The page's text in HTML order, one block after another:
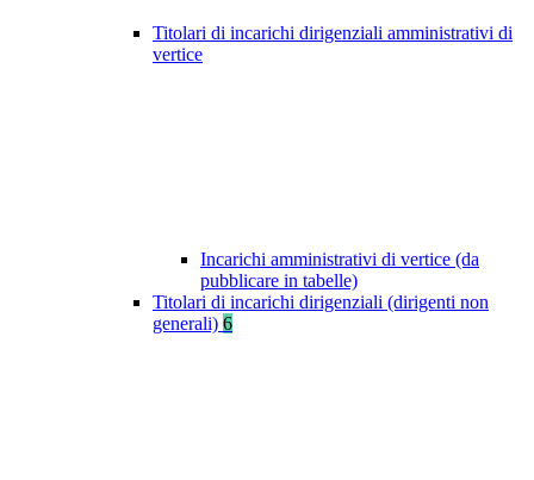
Titolari di incarichi dirigenziali amministrativi di
vertice
Incarichi amministrativi di vertice (da
pubblicare in tabelle)
Titolari di incarichi dirigenziali (dirigenti non
generali) 6